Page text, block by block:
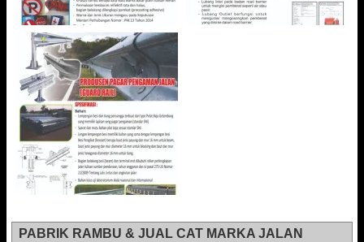
PABRIK RAMBU & JUAL CAT MARKA JALAN